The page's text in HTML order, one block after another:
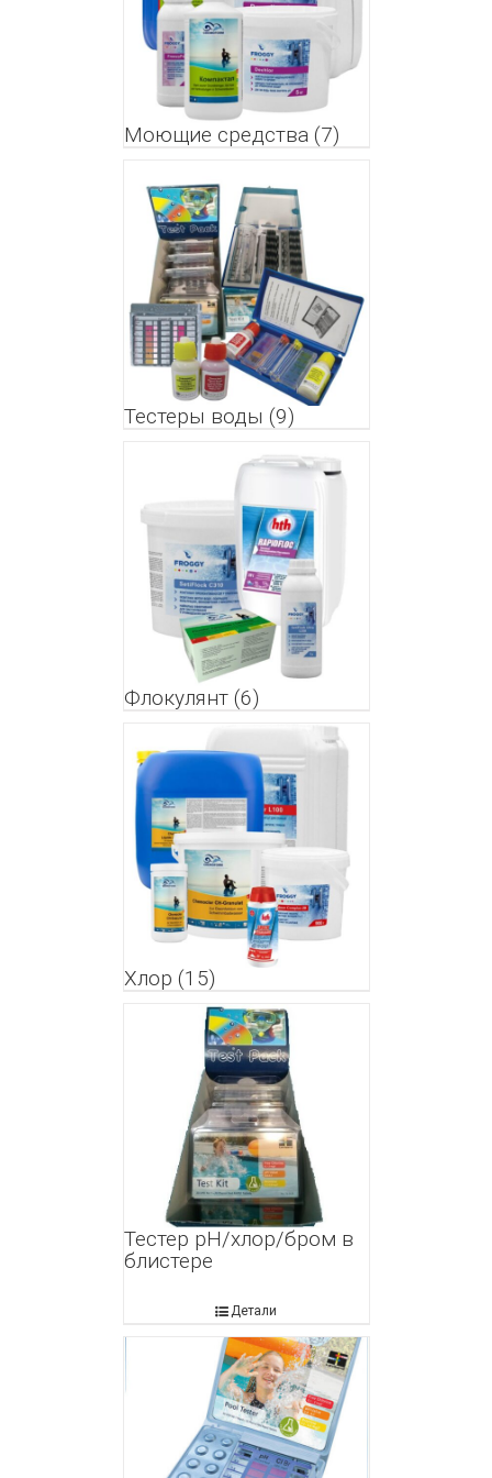
Моющие средства (7)
Тестеры воды (9)
Флокулянт (6)
Хлор (15)
Тестер рН/хлор/бром в
блистере
Детали